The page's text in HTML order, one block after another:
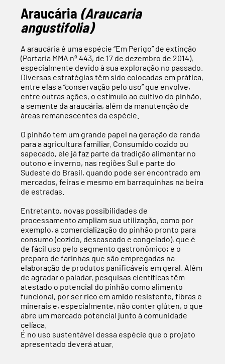
Araucária (Araucaria
angustifolia)
A araucária é uma espécie “Em Perigo” de extinção
(Portaria MMA nº 443, de 17 de dezembro de 2014),
especialmente devido à sua exploração no passado.
Diversas estratégias têm sido colocadas em prática,
entre elas a “conservação pelo uso” que envolve,
entre outras ações, o estímulo ao cultivo do pinhão,
a semente da araucária, além da manutenção de
áreas remanescentes da espécie.
O pinhão tem um grande papel na geração de renda
para a agricultura familiar. Consumido cozido ou
sapecado, ele já faz parte da tradição alimentar no
outono e inverno, nas regiões Sul e parte do
Sudeste do Brasil, quando pode ser encontrado em
mercados, feiras e mesmo em barraquinhas na beira
de estradas.
Entretanto, novas possibilidades de
processamento ampliam sua utilização, como por
exemplo, a comercialização do pinhão pronto para
consumo (cozido, descascado e congelado), que é
de fácil uso pelo segmento gastronômico; e o
preparo de farinhas que são empregadas na
elaboração de produtos panificáveis em geral. Além
de agradar o paladar, pesquisas científicas têm
atestado o potencial do pinhão como alimento
funcional, por ser rico em amido resistente, fibras e
minerais e, especialmente, não conter glúten, o que
abre um mercado potencial junto à comunidade
celíaca.
É no uso sustentável dessa espécie que o projeto
apresentado deverá atuar.